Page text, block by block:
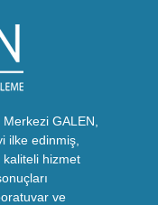
GALEN,
ilke edinmiş,
hizmet
ve